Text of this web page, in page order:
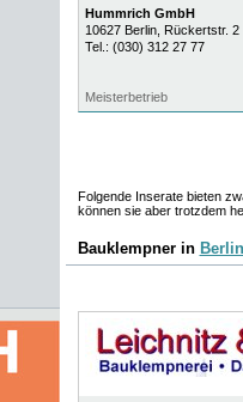
Hummrich GmbH
10627 Berlin, Rückertstr. 2
Tel.: (030) 312 27 77
Meisterbetrieb
Folgende Inserate bieten
können sie aber trotzdem
Bauklempner in Berlin